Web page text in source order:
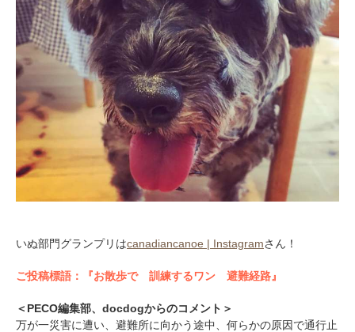
いぬ部門グランプリはcanadiancanoe | Instagramさん！
ご投稿標語：『お散歩で 訓練するワン 避難経路』
＜PECO編集部、docdogからのコメント＞
万が一災害に遭い、避難所に向かう途中、何らかの原因で通行止